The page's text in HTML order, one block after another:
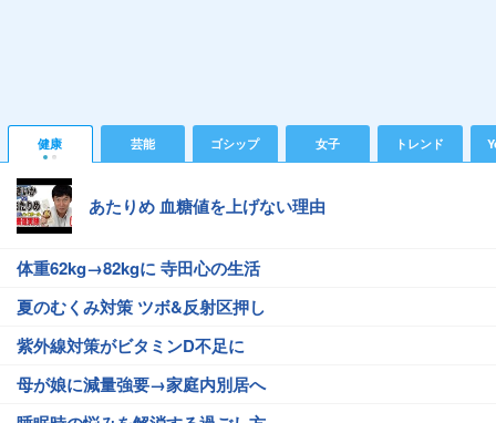
健康 芸能 ゴシップ 女子 トレンド
あたりめ 血糖値を上げない理由
体重62kg→82kgに 寺田心の生活
夏のむくみ対策 ツボ&反射区押し
紫外線対策がビタミンD不足に
母が娘に減量強要→家庭内別居へ